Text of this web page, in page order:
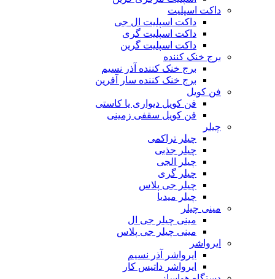
داکت اسپلیت
داکت اسپلیت ال جی
داکت اسپلیت گری
داکت اسپلیت گرین
برج خنک کننده
برج خنک کننده آذر نسیم
برج خنک کننده سار آفرین
فن کویل
فن کویل دیواری یا کاستی
فن کویل سقفی زمینی
چیلر
چیلر تراکمی
چیلر جذبی
چیلر الجی
چیلر گری
چیلر جی پلاس
چیلر میدیا
مینی چیلر
مینی چیلر جی ال
مینی چیلر جی پلاس
ایرواشر
ایرواشر آذر نسیم
ایرواشر داتیس کار